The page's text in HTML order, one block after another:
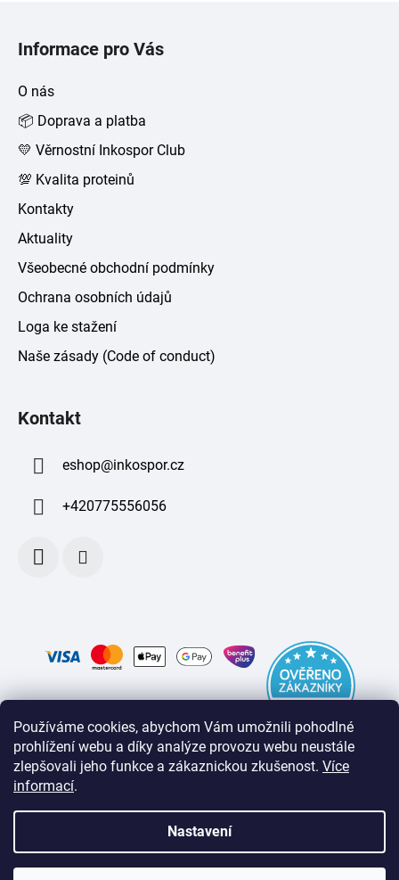
Používáme cookies, abychom Vám umožnili pohodlné
prohlížení webu a díky analýze provozu webu neustále
zlepšovali jeho funkce a zákaznickou zkušenost. Více
informací.
Nastavení
Informace pro Vás
O nás
📦 Doprava a platba
💛 Věrnostní Inkospor Club
💯 Kvalita proteinů
Kontakty
Aktuality
Všeobecné obchodní podmínky
Ochrana osobních údajů
Loga ke stažení
Naše zásady (Code of conduct)
Kontakt
eshop@inkospor.cz
+420775556056